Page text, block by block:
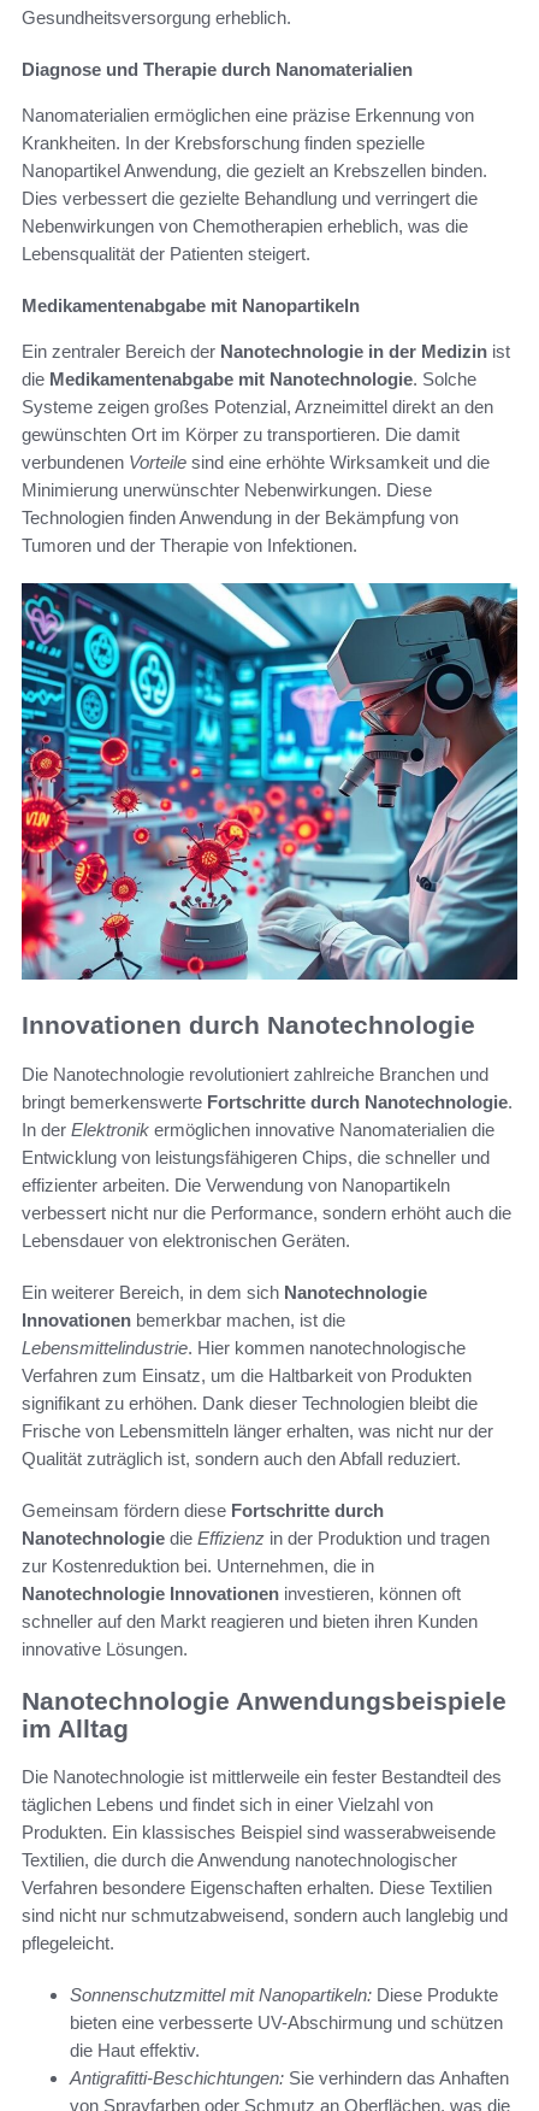
Gesundheitsversorgung erheblich.
Diagnose und Therapie durch Nanomaterialien
Nanomaterialien ermöglichen eine präzise Erkennung von
Krankheiten. In der Krebsforschung finden spezielle
Nanopartikel Anwendung, die gezielt an Krebszellen binden.
Dies verbessert die gezielte Behandlung und verringert die
Nebenwirkungen von Chemotherapien erheblich, was die
Lebensqualität der Patienten steigert.
Medikamentenabgabe mit Nanopartikeln
Ein zentraler Bereich der Nanotechnologie in der Medizin ist
die Medikamentenabgabe mit Nanotechnologie. Solche
Systeme zeigen großes Potenzial, Arzneimittel direkt an den
gewünschten Ort im Körper zu transportieren. Die damit
verbundenen Vorteile sind eine erhöhte Wirksamkeit und die
Minimierung unerwünschter Nebenwirkungen. Diese
Technologien finden Anwendung in der Bekämpfung von
Tumoren und der Therapie von Infektionen.
Innovationen durch Nanotechnologie
Die Nanotechnologie revolutioniert zahlreiche Branchen und
bringt bemerkenswerte Fortschritte durch Nanotechnologie.
In der Elektronik ermöglichen innovative Nanomaterialien die
Entwicklung von leistungsfähigeren Chips, die schneller und
effizienter arbeiten. Die Verwendung von Nanopartikeln
verbessert nicht nur die Performance, sondern erhöht auch die
Lebensdauer von elektronischen Geräten.
Ein weiterer Bereich, in dem sich Nanotechnologie
Innovationen bemerkbar machen, ist die
Lebensmittelindustrie. Hier kommen nanotechnologische
Verfahren zum Einsatz, um die Haltbarkeit von Produkten
signifikant zu erhöhen. Dank dieser Technologien bleibt die
Frische von Lebensmitteln länger erhalten, was nicht nur der
Qualität zuträglich ist, sondern auch den Abfall reduziert.
Gemeinsam fördern diese Fortschritte durch
Nanotechnologie die Effizienz in der Produktion und tragen
zur Kostenreduktion bei. Unternehmen, die in
Nanotechnologie Innovationen investieren, können oft
schneller auf den Markt reagieren und bieten ihren Kunden
innovative Lösungen.
Nanotechnologie Anwendungsbeispiele
im Alltag
Die Nanotechnologie ist mittlerweile ein fester Bestandteil des
täglichen Lebens und findet sich in einer Vielzahl von
Produkten. Ein klassisches Beispiel sind wasserabweisende
Textilien, die durch die Anwendung nanotechnologischer
Verfahren besondere Eigenschaften erhalten. Diese Textilien
sind nicht nur schmutzabweisend, sondern auch langlebig und
pflegeleicht.
Sonnenschutzmittel mit Nanopartikeln: Diese Produkte
bieten eine verbesserte UV-Abschirmung und schützen
die Haut effektiv.
Antigrafitti-Beschichtungen: Sie verhindern das Anhaften
von Sprayfarben oder Schmutz an Oberflächen, was die